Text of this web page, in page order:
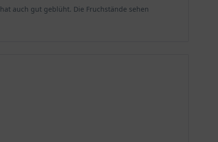
auch gut geblüht. Die Fruchstände sehen